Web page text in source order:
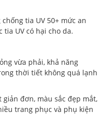
tia UV 50+ mức an
tia UV có hại cho da.
vừa phải, khả năng
thời tiết không quá lạnh
đơn, màu sắc đẹp mắt,
trang phục và phụ kiện